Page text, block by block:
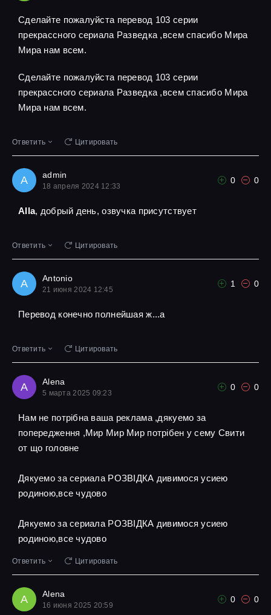
Сделайте пожалуйста перевод 103 серии
прекрассного сериала Разведка ,всем спасибо Мира
Мира нам всем.
Сделайте пожалуйста перевод 103 серии
прекрассного сериала Разведка ,всем спасибо Мира
Мира нам всем.
Ответить Цитировать
A admin
18 апреля 2024 12:33
0 0
Alla, добрый день, озвучка присутствует
Ответить Цитировать
A Antonio
21 июня 2024 12:45
1 0
Перевод конечно полнейшая ж...а
Ответить Цитировать
A Alena
5 марта 2025 09:23
0 0
Нам не потрібна ваша реклама ,дякуемо за
попередження ,Мир Мир Мир потрібен у сему Свити
от що головне
Дякуемо за сериала РОЗВІДКА дивимося усиею
родиною,все чудово
Дякуемо за сериала РОЗВІДКА дивимося усиею
родиною,все чудово
Ответить Цитировать
A Alena
16 июня 2025 20:59
0 0